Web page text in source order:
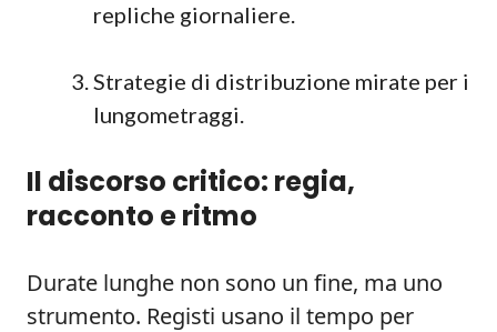
repliche giornaliere.
Strategie di distribuzione mirate per i
lungometraggi.
Il discorso critico: regia,
racconto e ritmo
Durate lunghe non sono un fine, ma uno
strumento. Registi usano il tempo per